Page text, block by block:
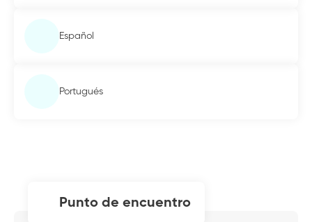
Español
Portugués
Punto de encuentro